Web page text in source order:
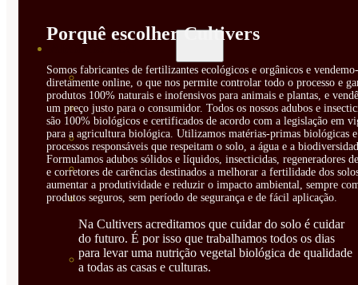
ABONOS ECO
VER TODOS
ABONOS LÍQUIDOS
ABONOS SOLIDOS
BIOESTIMULANTES
SUSTRATOS Y
DECORATIVAS
CORRECTORES DE
Porquê escolher Cultivers
Somos fabricantes de fertilizantes ecológicos e orgânicos e
diretamente online, o que nos permite controlar todo o processo e
produtos 100% naturais e inofensivos para animais e plantas, e
um preço justo para o consumidor. Todos os nossos adubos e
são 100% biológicos e certificados de acordo com a legislação em
para a agricultura biológica. Utilizamos matérias-primas biológicas e
processos responsáveis que respeitam o solo, a água e a
Formulamos adubos sólidos e líquidos, insecticidas, regeneradores
e corretores de carências destinados a melhorar a fertilidade dos
aumentar a produtividade e reduzir o impacto ambiental, sempre
produtos seguros, sem período de segurança e de fácil aplicação.
Na Cultivers acreditamos que cuidar do solo é cuidar
do futuro. É por isso que trabalhamos todos os dias
para levar uma nutrição vegetal biológica de qualidade
a todas as casas e culturas.